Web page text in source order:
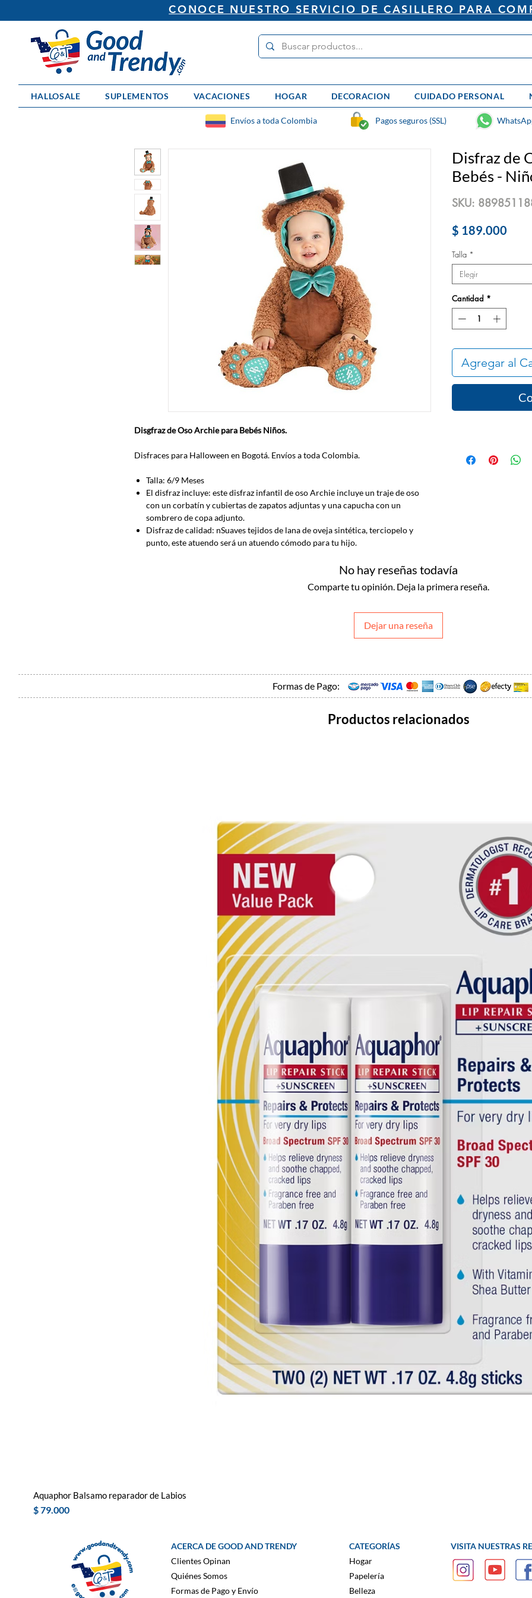
CONOCE NUESTRO SERVICIO DE CASILLERO PARA
HALLOSALE SUPLEMENTOS VACACIONES HOGAR DECORACION CUIDADO PERSONAL
Pagos seguros (SSL)
Envíos a toda Colombia
Disgfraz de Oso Archie para Bebés Niños.
Disfraces para Halloween en Bogotá. Envíos a toda Colombia.
Talla: 6/9 Meses
El disfraz incluye: este disfraz infantil de oso Archie incluye un traje de oso
con un corbatín y cubiertas de zapatos adjuntas y una capucha con un
sombrero de copa adjunto.
Disfraz de calidad: nSuaves tejidos de lana de oveja sintética, terciopelo y
punto, este atuendo será un atuendo cómodo para tu hijo.
Disfraz de
Bebés -
SKU:
$ 189.000
Talla *
Elegir
Cantidad *
Agregar al
No hay reseñas todavía
Comparte tu opinión. Deja la primera reseña.
Dejar una reseña
Formas de Pago:
Productos relacionados
Aquaphor Balsamo reparador de Labios
Precio
$ 79.000
ACERCA DE GOOD AND TRENDY
Clientes Opinan
Quiénes Somos
Formas de Pago y Envío
CATEGORÍAS
Hogar
Papelería
Belleza
VISITA NUESTRAS